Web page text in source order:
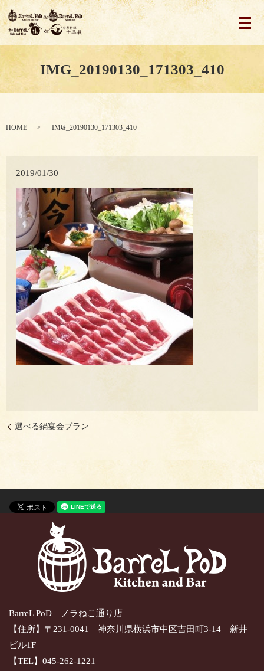
メ
IMG_20190130_171303_410
HOME IMG_20190130_171303_410
2019/01/30
選べる鍋宴会プラン
BarreL PoD ノラねこ通り店
【住所】〒231-0041 神奈川県横浜市中区吉田町3-14 新井
ビル1F
【TEL】045-262-1221